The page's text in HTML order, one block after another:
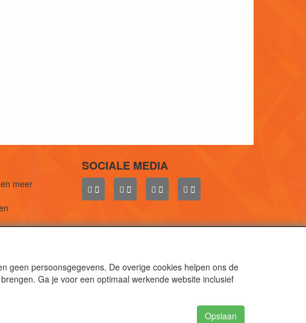
meer
SOCIALE MEDIA
materiaal.
geen persoonsgegevens. De overige cookies helpen ons de
Ga je voor een optimaal werkende website inclusief
Opslaan